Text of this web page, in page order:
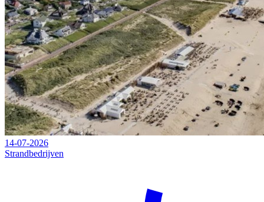
14-07-2026
Strandbedrijven